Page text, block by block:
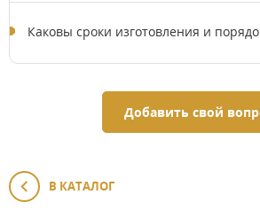
Каковы сроки изготовления и
Добавить свой
В КАТАЛОГ